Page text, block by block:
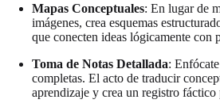
Mapas Conceptuales: En lugar de
imágenes, crea esquemas
que conecten ideas lógicamente con
Toma de Notas Detallada:
completas. El acto de traducir
aprendizaje y crea un registro fáctico